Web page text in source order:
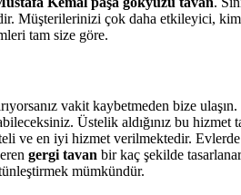
Müşterilerinizi çok daha etkileyici,
tam size göre.
vakit kaybetmeden bize
Üstelik aldığınız bu hizmet
ve en iyi hizmet verilmektedir.
gergi tavan bir kaç şekilde
mümkündür.